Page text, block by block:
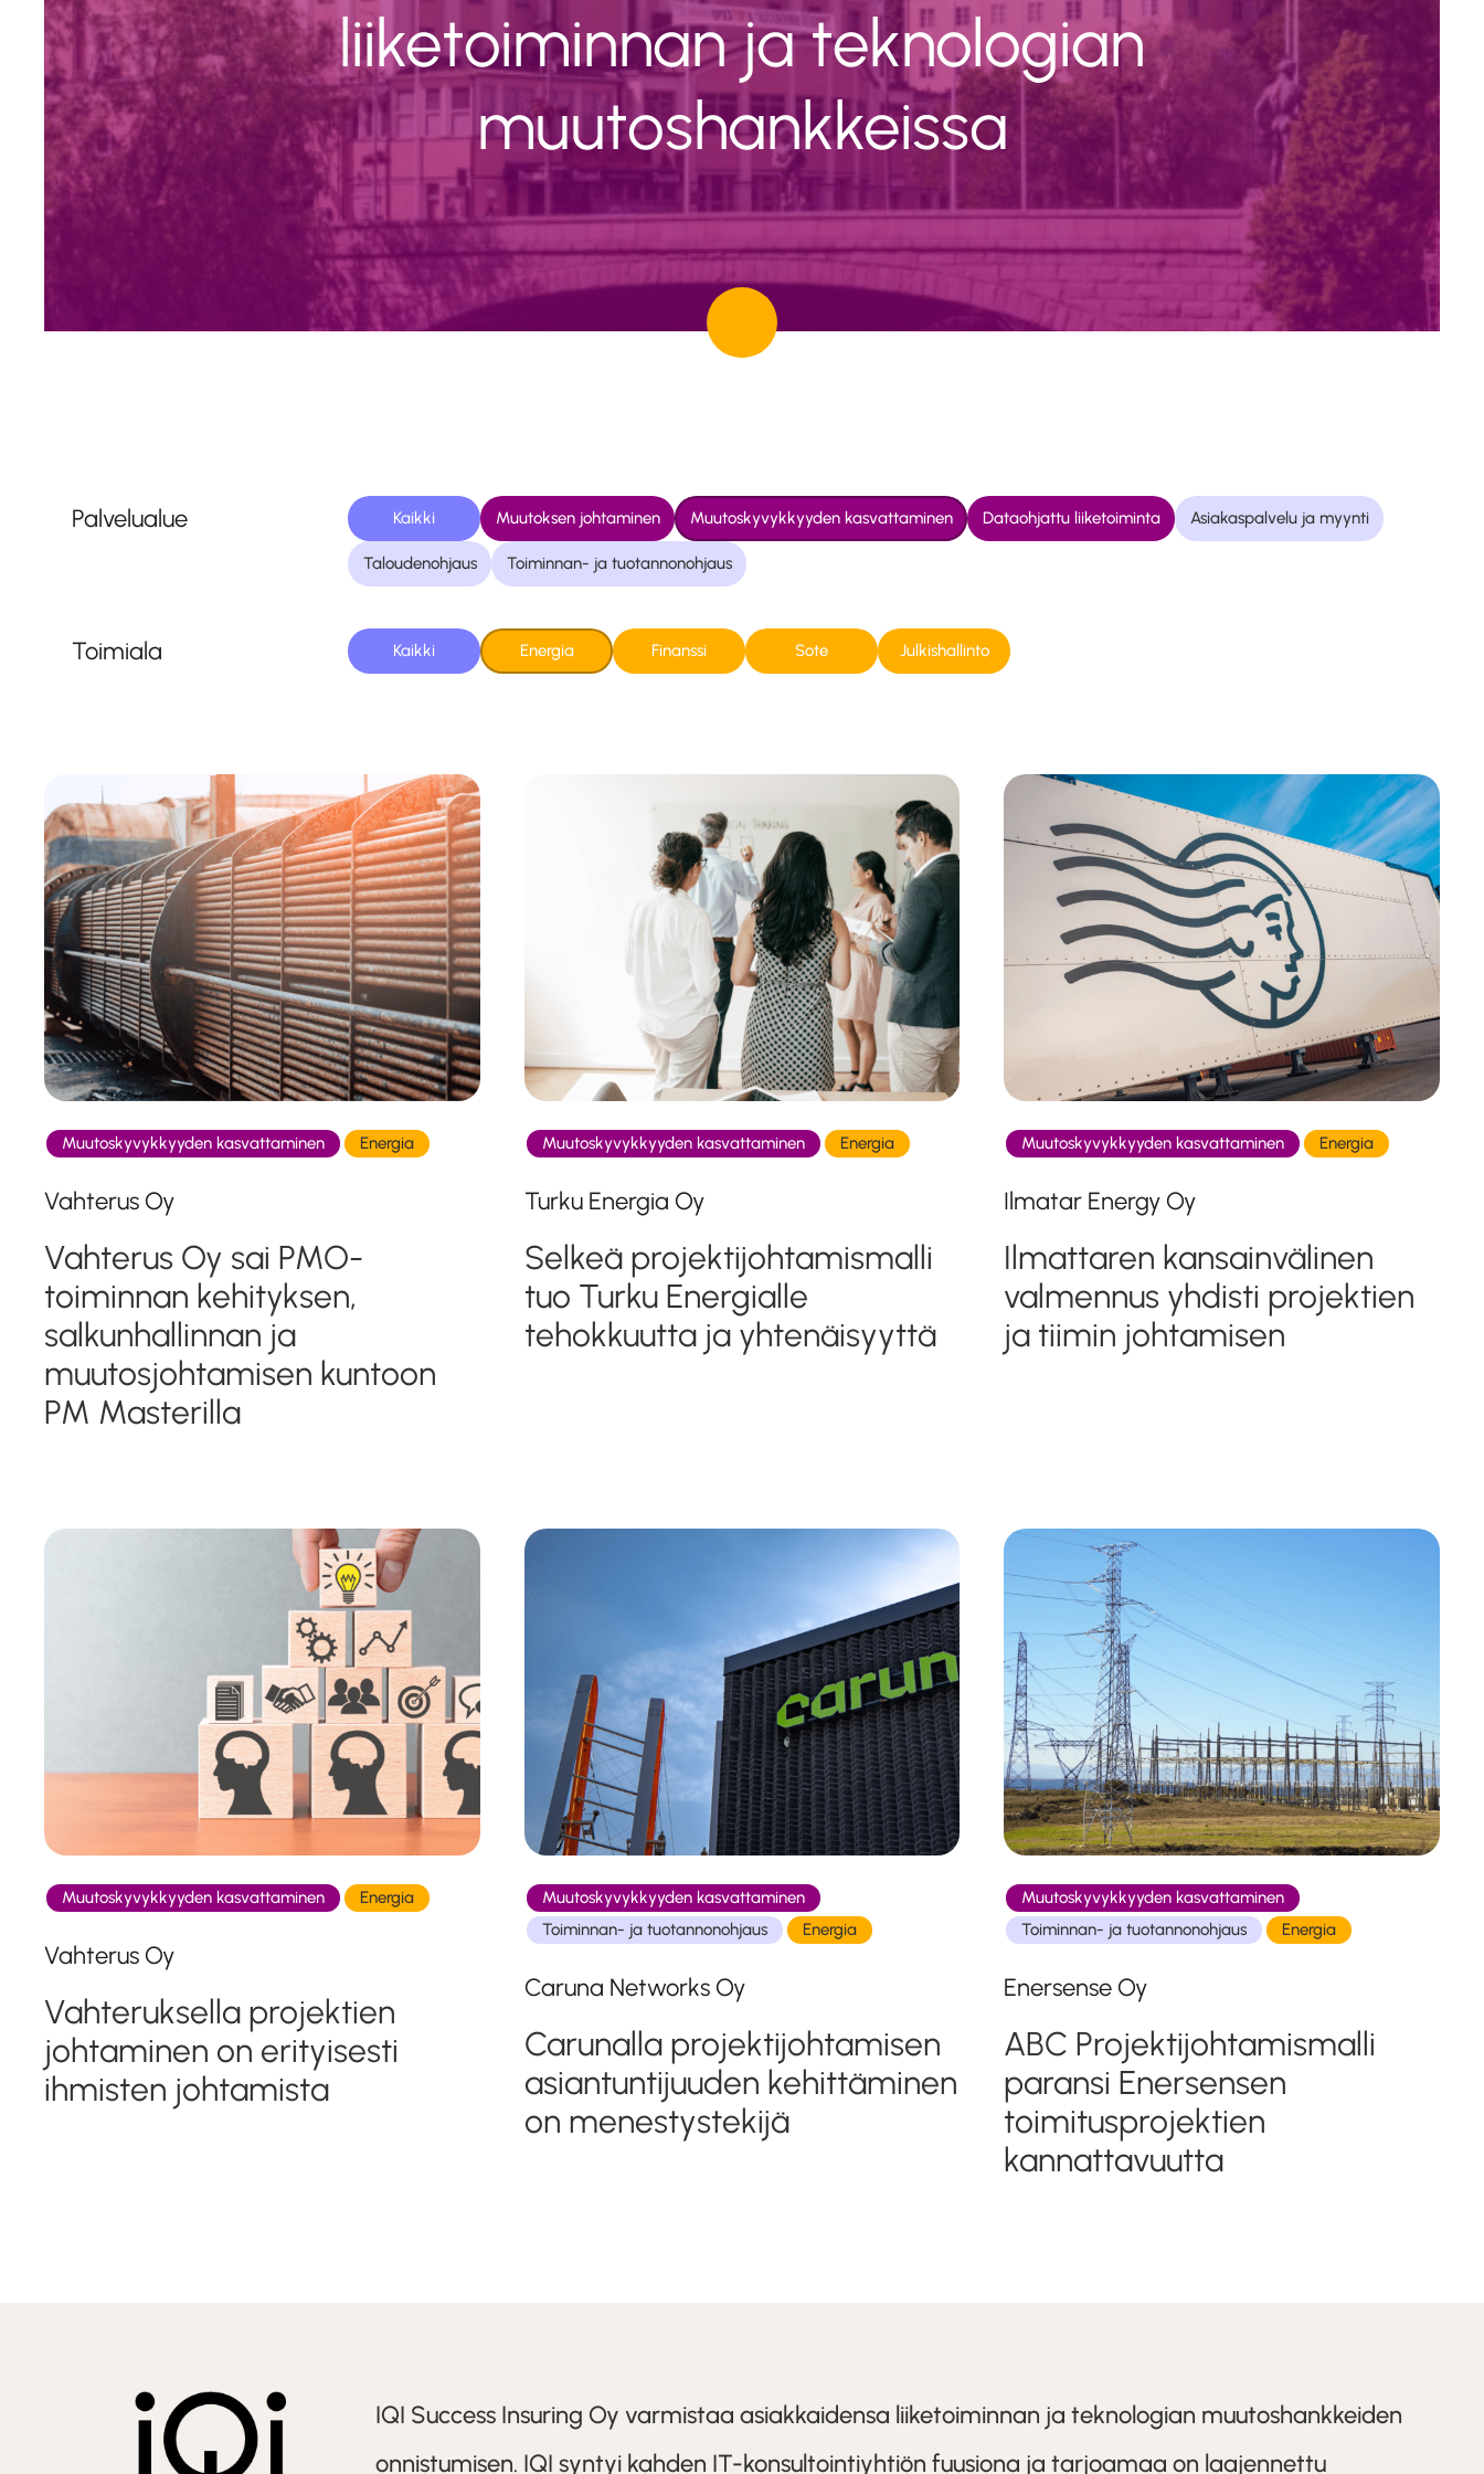
liiketoiminnan ja teknologian
muutoshankkeissa
Palvelualue Kaikki Muutoksen johtaminen Muutoskyvykkyyden kasvattaminen Dataohjattu liiketoiminta Asiakaspalvelu ja myynti
Taloudenohjaus Toiminnan- ja tuotannonohjaus
Toimiala Kaikki Energia Finanssi Sote Julkishallinto
Muutoskyvykkyyden kasvattaminen Energia
Vahterus Oy
Vahterus Oy sai PMO-
toiminnan kehityksen,
salkunhallinnan ja
muutosjohtamisen kuntoon
PM Masterilla
Muutoskyvykkyyden kasvattaminen Energia
Turku Energia Oy
Selkeä projektijohtamismalli
tuo Turku Energialle
tehokkuutta ja yhtenäisyyttä
Muutoskyvykkyyden kasvattaminen Energia
Ilmatar Energy Oy
Ilmattaren kansainvälinen
valmennus yhdisti projektien
ja tiimin johtamisen
Muutoskyvykkyyden kasvattaminen Energia
Vahterus Oy
Vahteruksella projektien
johtaminen on erityisesti
ihmisten johtamista
Muutoskyvykkyyden kasvattaminen
Toiminnan- ja tuotannonohjaus
Energia
Caruna Networks Oy
Carunalla projektijohtamisen
asiantuntijuuden kehittäminen
on menestystekijä
Muutoskyvykkyyden kasvattaminen
Toiminnan- ja tuotannonohjaus
Energia
Enersense Oy
ABC Projektijohtamismalli
paransi Enersensen
toimitusprojektien
kannattavuutta
IQI Success Insuring Oy varmistaa asiakkaidensa liiketoiminnan ja teknologian muutoshankkeiden
onnistumisen. IQI syntyi kahden IT-konsultointiyhtiön fuusiona ja tarjoamaa on laajennettu